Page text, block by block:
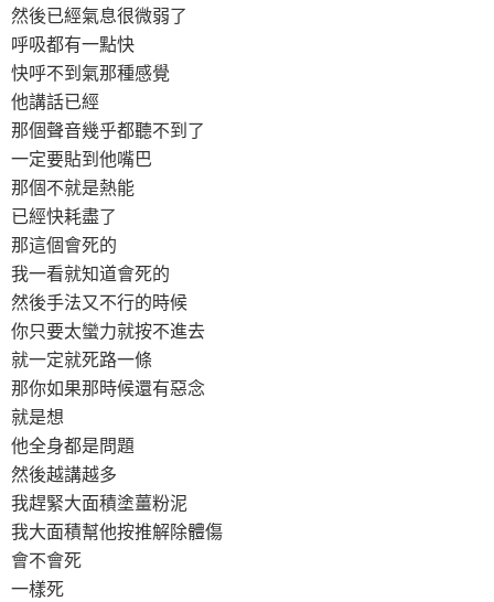
然後已經氣息很微弱了
呼吸都有一點快
快呼不到氣那種感覺
他講話已經
那個聲音幾乎都聽不到了
一定要貼到他嘴巴
那個不就是熱能
已經快耗盡了
那這個會死的
我一看就知道會死的
然後手法又不行的時候
你只要太蠻力就按不進去
就一定就死路一條
那你如果那時候還有惡念
就是想
他全身都是問題
然後越講越多
我趕緊大面積塗薑粉泥
我大面積幫他按推解除體傷
會不會死
一樣死